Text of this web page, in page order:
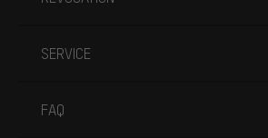
SERVICE
FAQ